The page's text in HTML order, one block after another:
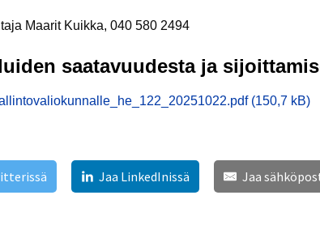
Maarit Kuikka, 040 580 2494
saatavuudesta ja
(150,7 kB)
Jaa LinkedInissä Jaa